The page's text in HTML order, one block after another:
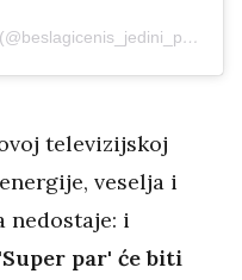
A post shared by Enis Bešlagić🎭 (@beslagicenis_jedini_pravi)
televizijskoj
veselja i
nedostaje: i
'Super par' će biti